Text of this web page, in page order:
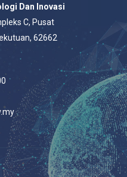
Dan Inovasi
C, Pusat
62662